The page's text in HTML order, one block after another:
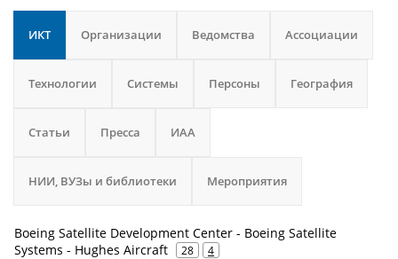
ИКТ Организации Ведомства Ассоциации
Технологии Системы Персоны География
Статьи Пресса ИАА
НИИ, ВУЗы и библиотеки Мероприятия
Boeing Satellite Development Center - Boeing Satellite
Systems - Hughes Aircraft
28 4